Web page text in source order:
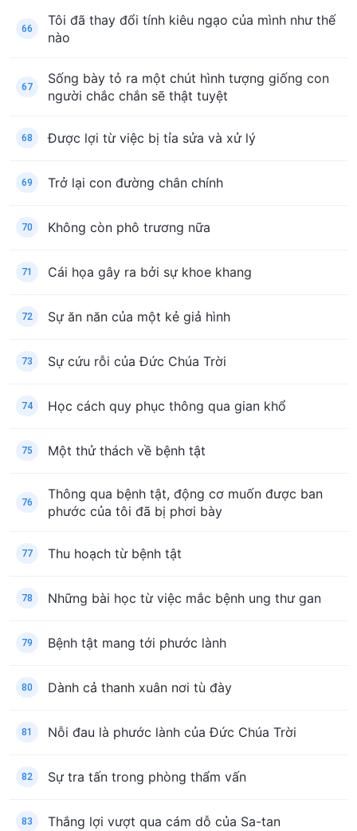
66
Tôi đã thay đổi tính kiêu ngạo của mình như thế
nào
67
Sống bày tỏ ra một chút hình tượng giống con
người chắc chắn sẽ thật tuyệt
68 Được lợi từ việc bị tỉa sửa và xử lý
69 Trở lại con đường chân chính
70 Không còn phô trương nữa
71 Cái họa gây ra bởi sự khoe khang
72 Sự ăn năn của một kẻ giả hình
73 Sự cứu rỗi của Đức Chúa Trời
74 Học cách quy phục thông qua gian khổ
75 Một thử thách về bệnh tật
76
Thông qua bệnh tật, động cơ muốn được ban
phước của tôi đã bị phơi bày
77 Thu hoạch từ bệnh tật
78 Những bài học từ việc mắc bệnh ung thư gan
79 Bệnh tật mang tới phước lành
80 Dành cả thanh xuân nơi tù đày
81 Nỗi đau là phước lành của Đức Chúa Trời
82 Sự tra tấn trong phòng thẩm vấn
83 Thắng lợi vượt qua cám dỗ của Sa-tan